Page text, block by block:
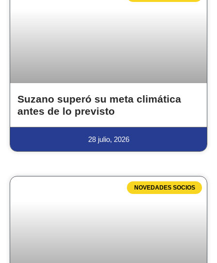
Suzano superó su meta climática
antes de lo previsto
28 julio, 2026
NOVEDADES SOCIOS